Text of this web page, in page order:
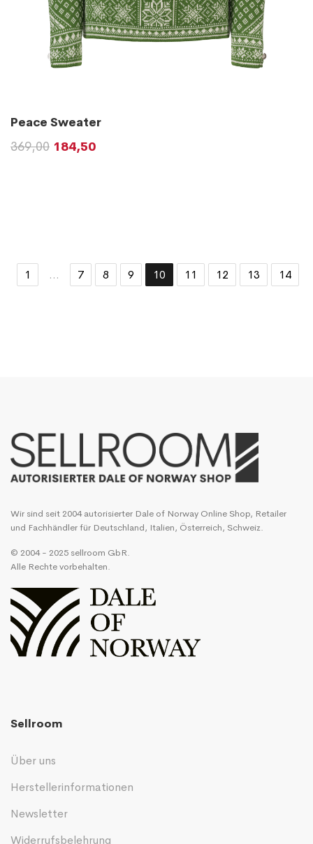
Peace Sweater
369,00 184,50
1 ... 7 8 9 10 11 12 13 14
Wir sind seit 2004 autorisierter Dale of Norway Online Shop, Retailer
und Fachhändler für Deutschland, Italien, Österreich, Schweiz.
© 2004 - 2025 sellroom GbR.
Alle Rechte vorbehalten.
Sellroom
Über uns
Herstellerinformationen
Newsletter
Widerrufsbelehrung